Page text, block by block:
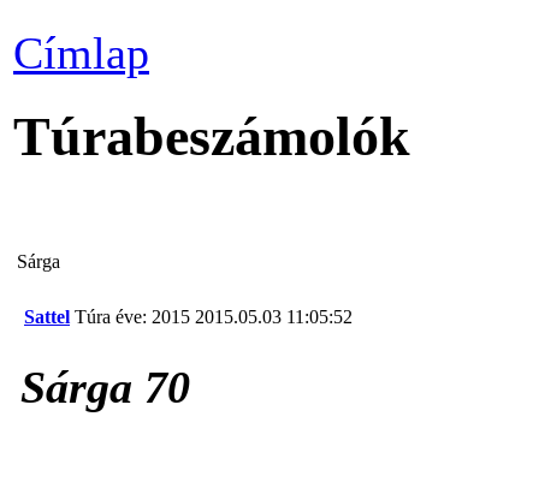
Címlap
Túrabeszámolók
Sárga
Sattel Túra éve: 2015 2015.05.03 11:05:52
Sárga 70